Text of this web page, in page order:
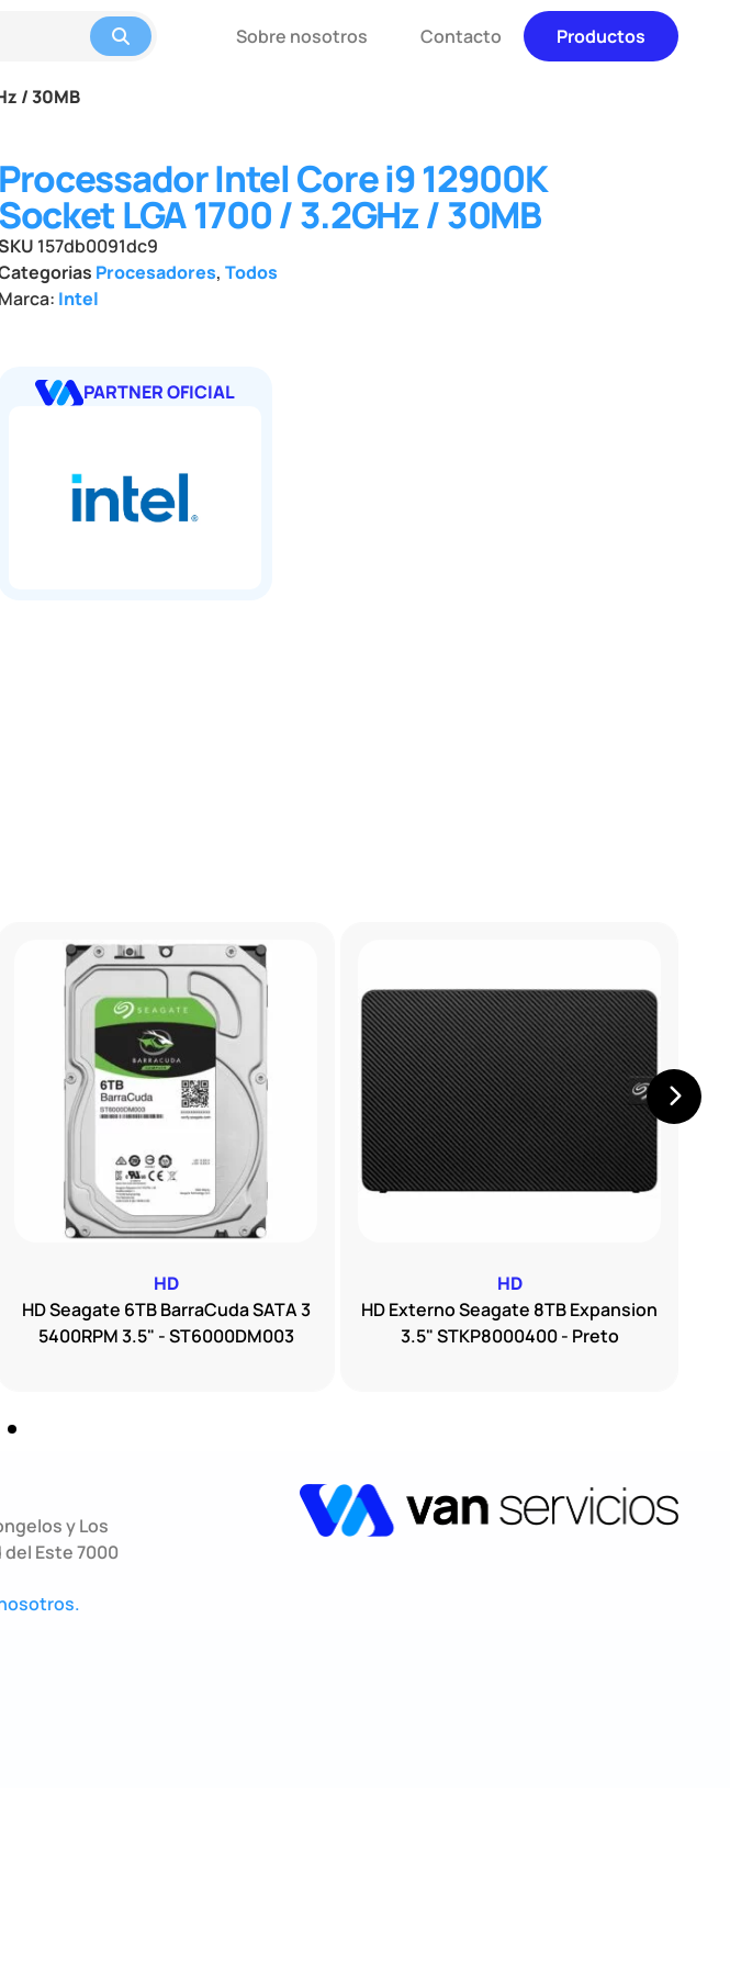
Sobre nosotros Contacto Productos
/ 30MB
Processador Intel Core i9 12900K
Socket LGA 1700 / 3.2GHz / 30MB
157db0091dc9
Procesadores, Todos
Marca: Intel
PARTNER OFICIAL
HD
HD Externo Seagate 8TB Expansion
3.5" STKP8000400 - Preto
HD
HD Seagate 6TB BarraCuda SATA 3
5400RPM 3.5" - ST6000DM003
y Los
del Este 7000